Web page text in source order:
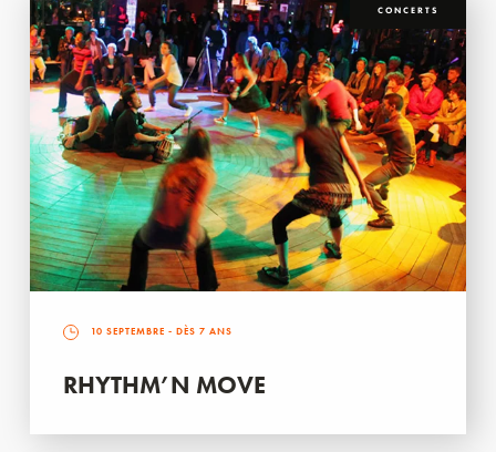
CONCERTS
10 SEPTEMBRE - DÈS 7 ANS
RHYTHM’N MOVE